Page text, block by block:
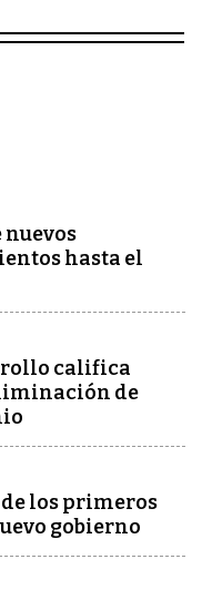
hasta el
califica
de
de los primeros
gobierno